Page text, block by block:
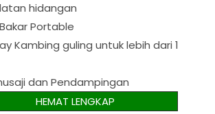
hidangan
Portable
Kambing guling untuk lebih dari 1
dan Pendampingan
HEMAT LENGKAP